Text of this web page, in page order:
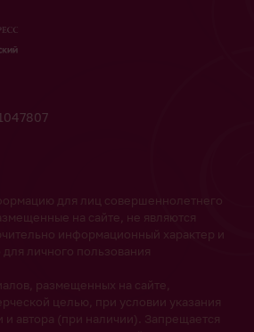
для лиц совершеннолетнего
на сайте, не являются
информационный характер и
личного пользования
размещенных на сайте,
целью, при условии указания
автора (при наличии). Запрещается